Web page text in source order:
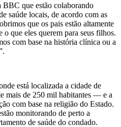
que estão colaborando
saúde locais, de acordo com as
que os pais estão altamente
o que eles querem para seus filhos.
com base na história clínica ou a
está localizada a cidade de
mais de 250 mil habitantes — e a
com base na religião do Estado.
monitorando de perto a
de saúde do condado.